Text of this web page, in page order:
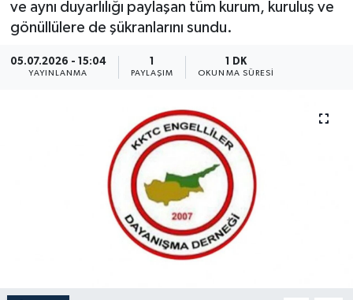
ve aynı duyarlılığı paylaşan tüm kurum, kuruluş ve
gönüllülere de şükranlarını sundu.
05.07.2026 - 15:04
YAYINLANMA
1
PAYLAŞIM
1 DK
OKUNMA SÜRESI